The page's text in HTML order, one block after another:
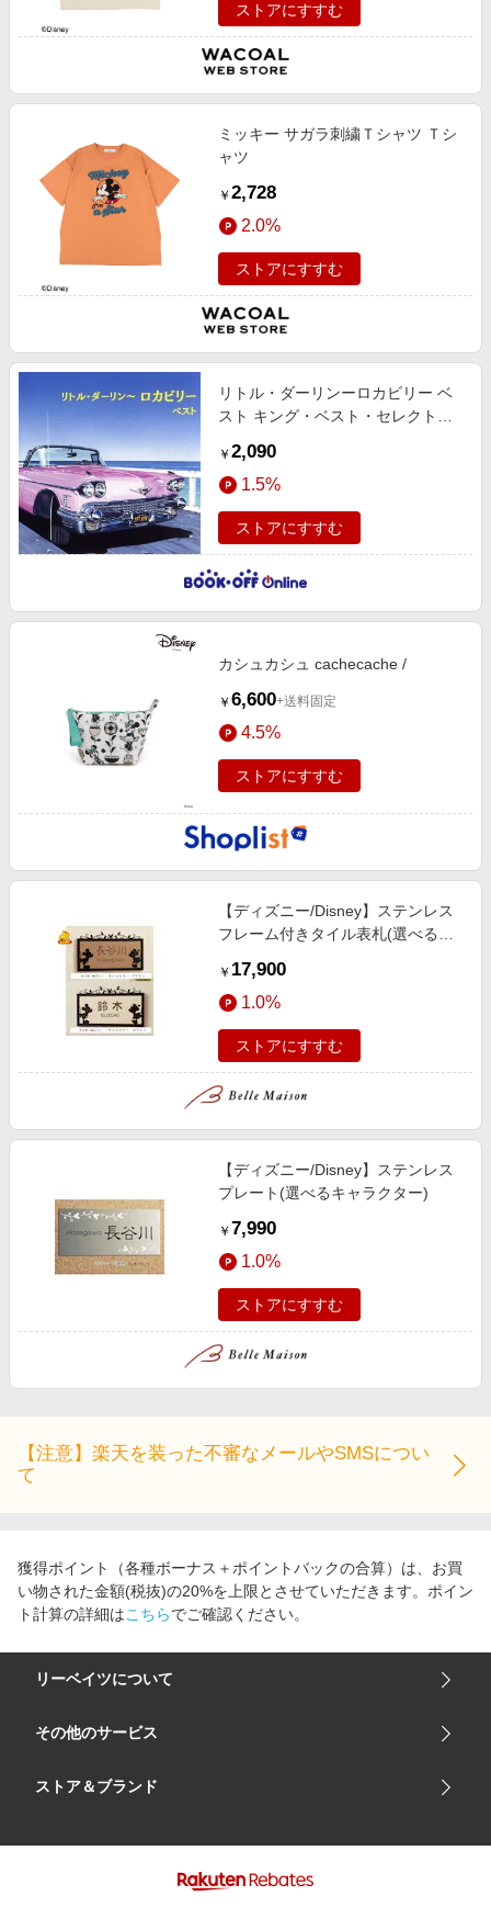
ストアにすすむ
ミッキー サガラ刺繍Ｔシャツ Ｔシ
ャツ
￥ 2,728
2.0%
ストアにすすむ
リトル・ダーリンーロカビリー ベ
スト キング・ベスト・セレクト・
￥ 2,090
1.5%
ストアにすすむ
カシュカシュ cachecache /
￥ 6,600+送料固定
4.5%
ストアにすすむ
【ディズニー/Disney】ステンレス
フレーム付きタイル表札(選べるキ
￥ 17,900
1.0%
ストアにすすむ
【ディズニー/Disney】ステンレス
プレート(選べるキャラクター)
￥ 7,990
1.0%
ストアにすすむ
【注意】楽天を装った不審なメールやSMSについ
て
獲得ポイント（各種ボーナス＋ポイントバックの合算）は、お買
い物された金額(税抜)の20%を上限とさせていただきます。ポイン
ト計算の詳細はこちらでご確認ください。
リーベイツについて
会社概要
サイトマップ
リーベイツ ポイントアシスト
その他のサービス
楽天市場
ストア＆ブランド